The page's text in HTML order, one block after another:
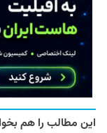
این مطالب را هم